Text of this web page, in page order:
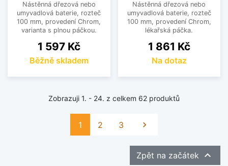
Nástěnná dřezová nebo
umyvadlová baterie, rozteč
100 mm, provedení Chrom,
varianta s plnou páčkou.
Cena
1 597 Kč
Běžně skladem
Nástěnná dřezová nebo
umyvadlová baterie, rozteč
100 mm, provedení Chrom,
lékařská páčka.
Cena
1 861 Kč
Na dotaz
Zobrazuji 1. - 24. z celkem 62 produktů
1 2 3 Další

Zpět na začátek 